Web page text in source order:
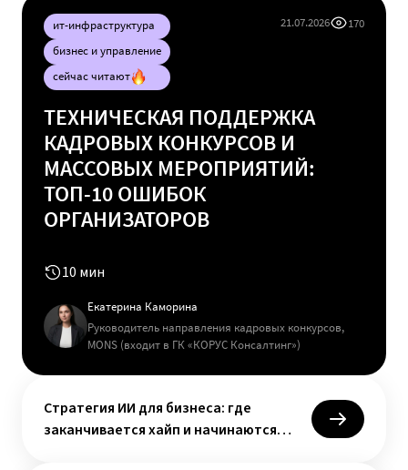
ит-инфраструктура
бизнес и управление
сейчас читают
21.07.2026 170
ТЕХНИЧЕСКАЯ ПОДДЕРЖКА
КАДРОВЫХ КОНКУРСОВ И
МАССОВЫХ МЕРОПРИЯТИЙ:
ТОП-10 ОШИБОК
ОРГАНИЗАТОРОВ
10 мин
Екатерина Каморина
Руководитель направления кадровых конкурсов,
MONS (входит в ГК «КОРУС Консалтинг»)
Стратегия ИИ для бизнеса: где
заканчивается хайп и начинаются